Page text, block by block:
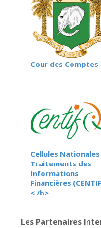
Cour des Comptes
Cellules
Traitements des
Informations
Financières
<./b>
Les Partenaires